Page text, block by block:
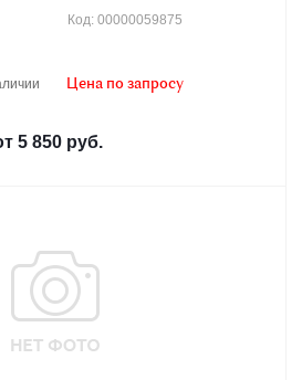
Код: 00000059875
Цена по запросу
5 850 руб.